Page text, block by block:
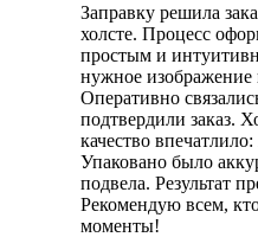
Заправку решила
холсте. Процесс
простым и
нужное изображение
Оперативно
подтвердили заказ.
качество
Упаковано было
подвела. Результат
Рекомендую всем,
моменты!